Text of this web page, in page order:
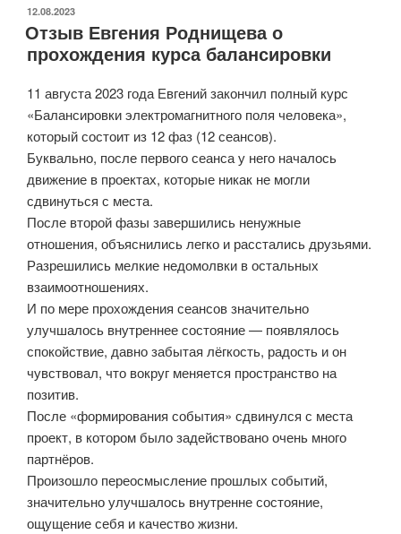
ОПУБЛИКОВАНО
12.08.2023
Отзыв Евгения Роднищева о
прохождения курса балансировки
11 августа 2023 года Евгений закончил полный курс
«Балансировки электромагнитного поля человека»,
который состоит из 12 фаз (12 сеансов).
Буквально, после первого сеанса у него началось
движение в проектах, которые никак не могли
сдвинуться с места.
После второй фазы завершились ненужные
отношения, объяснились легко и расстались друзьями.
Разрешились мелкие недомолвки в остальных
взаимоотношениях.
И по мере прохождения сеансов значительно
улучшалось внутреннее состояние — появлялось
спокойствие, давно забытая лёгкость, радость и он
чувствовал, что вокруг меняется пространство на
позитив.
После «формирования события» сдвинулся с места
проект, в котором было задействовано очень много
партнёров.
Произошло переосмысление прошлых событий,
значительно улучшалось внутренне состояние,
ощущение себя и качество жизни.